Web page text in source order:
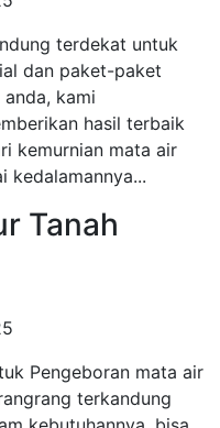
terdekat untuk
dan paket-paket
kami
hasil terbaik
kemurnian mata air
kedalamannya...
Tanah
Pengeboran mata air
terkandung